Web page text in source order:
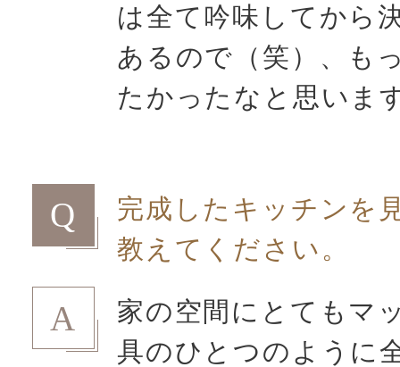
は全て吟味してから
あるので（笑）、も
たかったなと思いま
Q
完成したキッチンを
教えてください。
A
家の空間にとてもマ
具のひとつのように